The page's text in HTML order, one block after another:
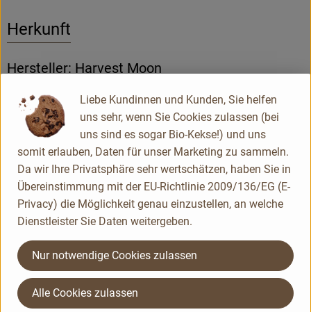
Herkunft
Hersteller: Harvest Moon
Divers
Whollees GmbH
Harvest Moon
Kontrollnummer DE-ÖKO-012,AT-BIO-301
www.harvestmoon.de
(Daten von Ecoinform)
Harvest Moon
Liebe Kundinnen und Kunden, Sie helfen
uns sehr, wenn Sie Cookies zulassen (bei
uns sind es sogar Bio-Kekse!) und uns
somit erlauben, Daten für unser Marketing zu sammeln.
Da wir Ihre Privatsphäre sehr wertschätzen, haben Sie in
Übereinstimmung mit der EU-Richtlinie 2009/136/EG (E-
Privacy) die Möglichkeit genau einzustellen, an welche
Dienstleister Sie Daten weitergeben.
Nur notwendige Cookies zulassen
Alle Cookies zulassen